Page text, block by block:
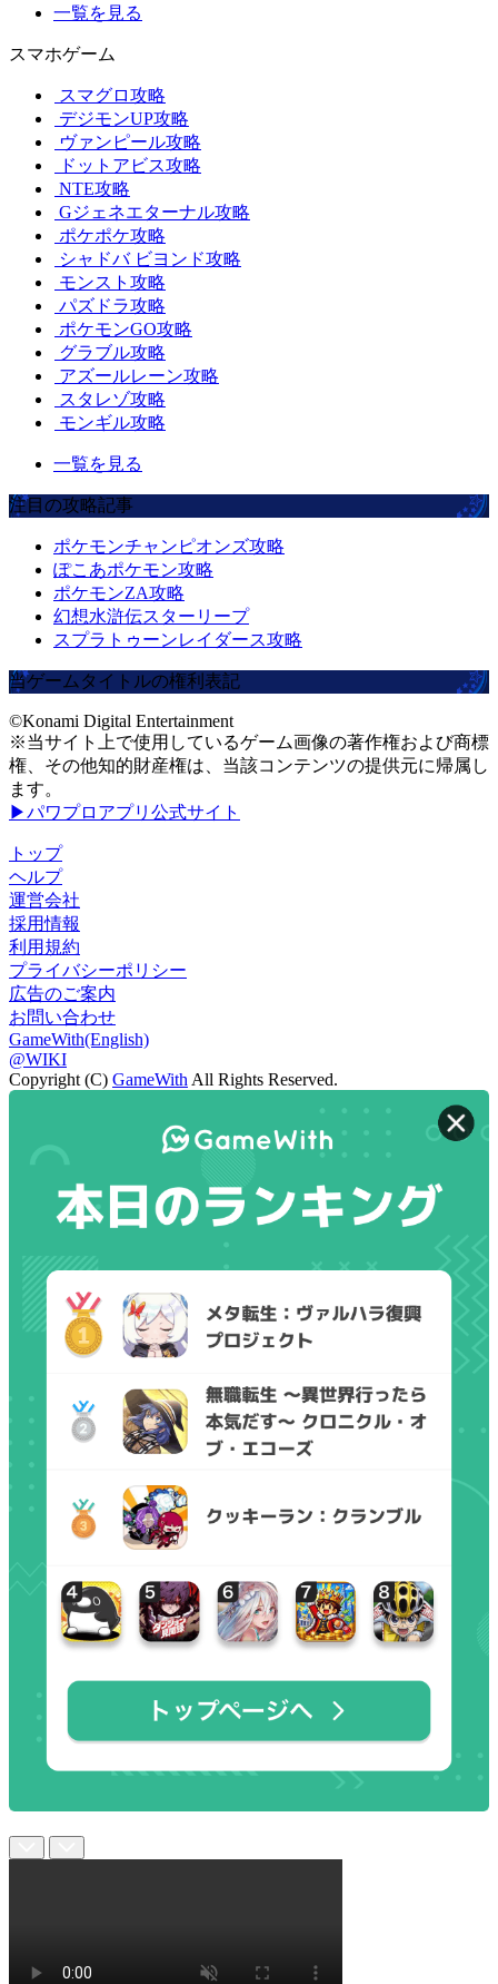
一覧を見る
スマホゲーム
スマグロ攻略
デジモンUP攻略
ヴァンピール攻略
ドットアビス攻略
NTE攻略
Gジェネエターナル攻略
ポケポケ攻略
シャドバ ビヨンド攻略
モンスト攻略
パズドラ攻略
ポケモンGO攻略
グラブル攻略
アズールレーン攻略
スタレゾ攻略
モンギル攻略
一覧を見る
注目の攻略記事
ポケモンチャンピオンズ攻略
ぽこあポケモン攻略
ポケモンZA攻略
幻想水滸伝スターリープ
スプラトゥーンレイダース攻略
当ゲームタイトルの権利表記
©Konami Digital Entertainment
※当サイト上で使用しているゲーム画像の著作権および商標
権、その他知的財産権は、当該コンテンツの提供元に帰属し
ます。
▶パワプロアプリ公式サイト
トップ
ヘルプ
運営会社
採用情報
利用規約
プライバシーポリシー
広告のご案内
お問い合わせ
GameWith(English)
@WIKI
Copyright (C) GameWith All Rights Reserved.